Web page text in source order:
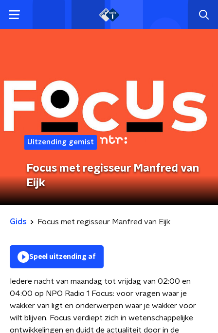
Uitzending gemist
Focus met regisseur Manfred van
Eijk
Gids Focus met regisseur Manfred van Eijk
Speel uitzending af
Iedere nacht van maandag tot vrijdag van 02:00 en
04:00 op NPO Radio 1 Focus: voor vragen waar je
wakker van ligt en onderwerpen waar je wakker voor
wilt blijven. Focus verdiept zich in wetenschappelijke
ontwikkelingen en duidt de actualiteit door in de